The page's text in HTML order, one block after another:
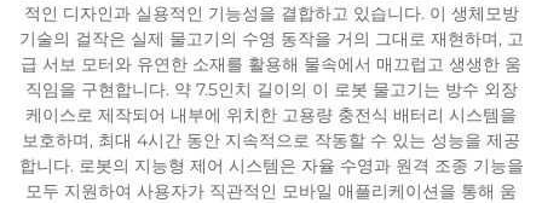
응용 프로그램
사례
뉴스
적인 디자인과 실용적인 기능성을 결합하고 있습니다. 이 생체모방
기술의 걸작은 실제 물고기의 수영 동작을 거의 그대로 재현하며, 고
급 서보 모터와 유연한 소재를 활용해 물속에서 매끄럽고 생생한 움
직임을 구현합니다. 약 7.5인치 길이의 이 로봇 물고기는 방수 외장
케이스로 제작되어 내부에 위치한 고용량 충전식 배터리 시스템을
보호하며, 최대 4시간 동안 지속적으로 작동할 수 있는 성능을 제공
합니다. 로봇의 지능형 제어 시스템은 자율 수영과 원격 조종 기능을
모두 지원하여 사용자가 직관적인 모바일 애플리케이션을 통해 움